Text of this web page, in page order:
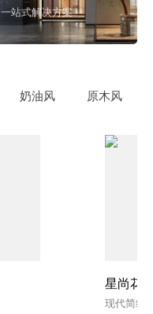
一站式解决方案
奶油风 原木风
星尚花
现代简约